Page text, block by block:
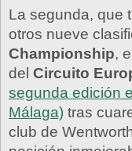
La segunda, que
otros nueve
Championship,
del Circuito
segunda edición
Málaga) tras
club de